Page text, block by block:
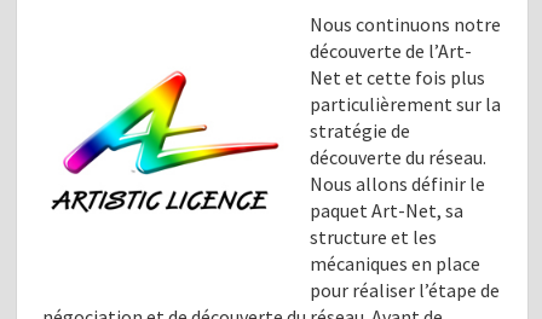
Nous continuons notre
découverte de l’Art-
Net et cette fois plus
particulièrement sur la
stratégie de
découverte du réseau.
Nous allons définir le
paquet Art-Net, sa
structure et les
mécaniques en place
pour réaliser l’étape de